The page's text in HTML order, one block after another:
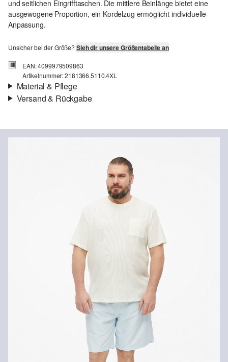
und seitlichen Eingrifftaschen. Die mittlere Beinlänge bietet eine
ausgewogene Proportion, ein Kordelzug ermöglicht individuelle
Anpassung.
Unsicher bei der Größe? Sieh dir unsere Größentabelle an
EAN: 4099979509863
Artikelnummer: 2181366.5110.4XL
Material & Pflege
Chlorbleiche nicht möglich
Nicht für den Trockner geeignet
Keine chemische Reinigung möglich
Versand & Rückgabe
Standardlieferung einer Bestellung in Höhe von 3,95 € an. Fashion
einem Mindestbestellwert in Höhe von 149,00 € (bei einem
geringeren Bestellwert betragen die Versandkosten für eine
Standardlieferung ebenfalls 3,95 €). Für VIP Kunden entfallen die
Die Rückgabegebühr beträgt 2,99 € für Gast und Fashion Card
Kunden. Für VIP Kunden entfällt die Rückgabegebühr. Die
Versandkosten für die Rücklieferung werden vom
Rückerstattungsbetrag abgezogen.
Gastkunden können ihre Artikel innerhalb von 14 Tagen nach
Erhalt der Ware an uns zurückschicken. Fashion Card und VIP
Kunden haben nach Erhalt der Ware 30 Tage Zeit, um ihre Artikel